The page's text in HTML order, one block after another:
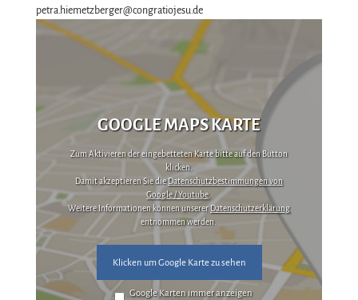
petra.hiemetzberger@congratiojesu.de
GOOGLE MAPS KARTE
Zum Aktivieren der eingebetteten Karte bitte auf den Button
klicken.
Damit akzeptieren Sie dieDatenschutzbestimmungen von
Google / Youtube.
Weitere Informationen können unsererDatenschutzerklärung
entnommen werden.
Klicken um Google Karte zu sehen
Google Karten immer anzeigen